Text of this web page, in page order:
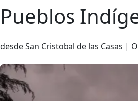
Pueblos
desde San Cristobal de las Casas |